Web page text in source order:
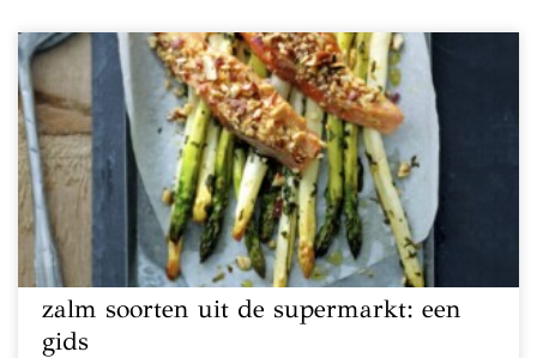
zalm soorten uit de supermarkt: een
gids